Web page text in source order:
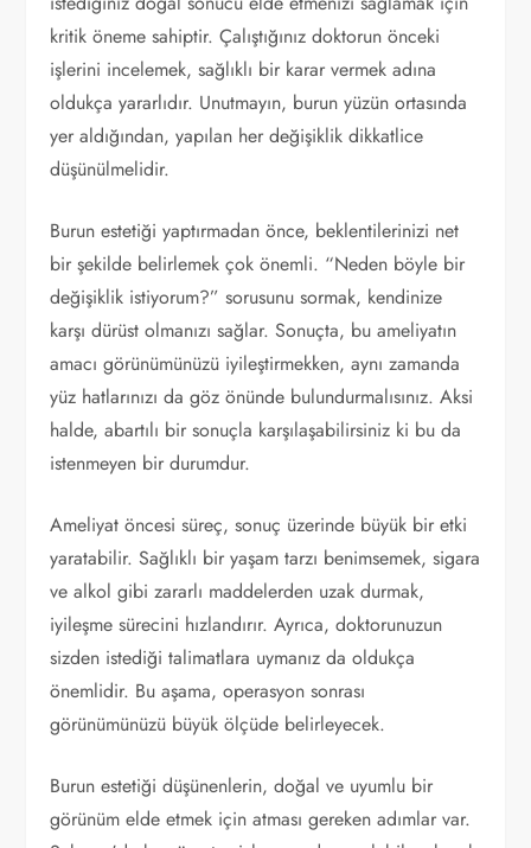
kritik öneme sahiptir. Çalıştığınız doktorun önceki
işlerini incelemek, sağlıklı bir karar vermek adına
oldukça yararlıdır. Unutmayın, burun yüzün ortasında
yer aldığından, yapılan her değişiklik dikkatlice
düşünülmelidir.
Burun estetiği yaptırmadan önce, beklentilerinizi net
bir şekilde belirlemek çok önemli. “Neden böyle bir
değişiklik istiyorum?” sorusunu sormak, kendinize
karşı dürüst olmanızı sağlar. Sonuçta, bu ameliyatın
amacı görünümünüzü iyileştirmekken, aynı zamanda
yüz hatlarınızı da göz önünde bulundurmalısınız. Aksi
halde, abartılı bir sonuçla karşılaşabilirsiniz ki bu da
istenmeyen bir durumdur.
Ameliyat öncesi süreç, sonuç üzerinde büyük bir etki
yaratabilir. Sağlıklı bir yaşam tarzı benimsemek, sigara
ve alkol gibi zararlı maddelerden uzak durmak,
iyileşme sürecini hızlandırır. Ayrıca, doktorunuzun
sizden istediği talimatlara uymanız da oldukça
önemlidir. Bu aşama, operasyon sonrası
görünümünüzü büyük ölçüde belirleyecek.
Burun estetiği düşünenlerin, doğal ve uyumlu bir
görünüm elde etmek için atması gereken adımlar var.